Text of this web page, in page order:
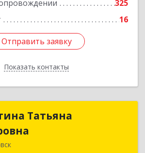
325
16
Отправить заявку
Показать контакты
Отправить заявку
Назад
Татьяна
ИП Козлитина Татьяна